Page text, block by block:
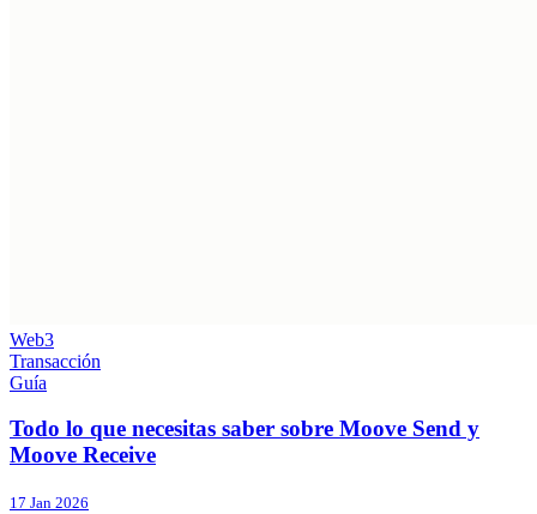
Web3
Transacción
Guía
Todo lo que necesitas saber sobre Moove Send y
Moove Receive
17 Jan 2026